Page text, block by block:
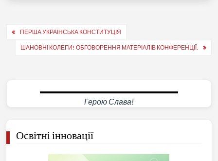
Навігація
записів
ПЕРША УКРАЇНСЬКА КОНСТИТУЦІЯ
ШАНОВНІ КОЛЕГИ! ОБГОВОРЕННЯ МАТЕРІАЛІВ КОНФЕРЕНЦІЇ.
Герою Слава!
Освітні інновації